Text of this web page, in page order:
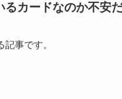
るカードなのか不安だ
事です。